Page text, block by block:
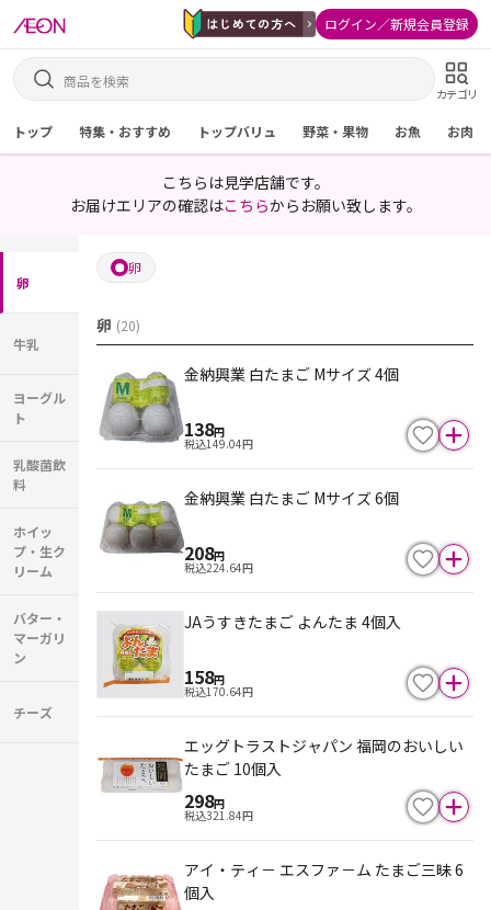
ログイン／新規会員登録
カテゴリ
トップ 特集・おすすめ トップバリュ 野菜・果物 お魚 お肉
こちらは見学店舗です。
お届けエリアの確認はこちらからお願い致します。
卵
牛乳
ヨーグル
ト
乳酸菌飲
料
ホイッ
プ・生ク
リーム
バター・
マーガリ
ン
チーズ
卵
卵 (20)
金納興業 白たまご Mサイズ 4個
138円
税込149.04円
金納興業 白たまご Mサイズ 6個
208円
税込224.64円
JAうすきたまご よんたま 4個入
158円
税込170.64円
エッグトラストジャパン 福岡のおいしい
たまご 10個入
298円
税込321.84円
アイ・ティ－ エスファ－ム たまご三昧 6
個入